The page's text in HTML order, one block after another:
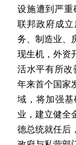
设施遭到严重
联邦政府成
务、制造业、
现生机，外资
活水平有所改
年来首个国家
域，将加强
业，建立健全
德总统就任后